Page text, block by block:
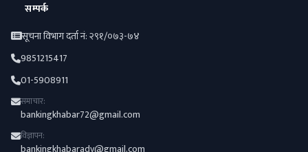
सम्पर्क
सूचना विभाग दर्ता नं: २९१/०७३-७४
9851215417
01-5908911
समाचार:
bankingkhabar72@gmail.com
विज्ञापन: